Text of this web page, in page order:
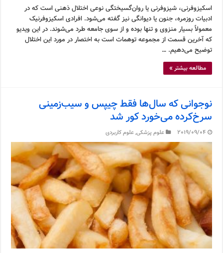
اسکیزوفرنی، شیزوفرنی یا روان‌گسیختگی نوعی اختلال ذهنی است که در
ادبیات روزمره، جنون یا دیوانگی نیز گفته می‌شود. افرادی اسکیزوفرنیک
معمولاً بسیار منزوی و تنها بوده و از سوی جامعه طرد می‌شوند. در این ویدیو
که آخرین قسمت از مجموعه توهمات است به اختصار در مورد این اختلال
توضیح می‌دهیم. …
مطالعه بیشتر »
نوجوانی که سال‌ها فقط چیپس و سیب‌زمینی
سرخ‌کرده می‌خورد کور شد
2019/09/04 علوم پزشکی,علوم کاربردی